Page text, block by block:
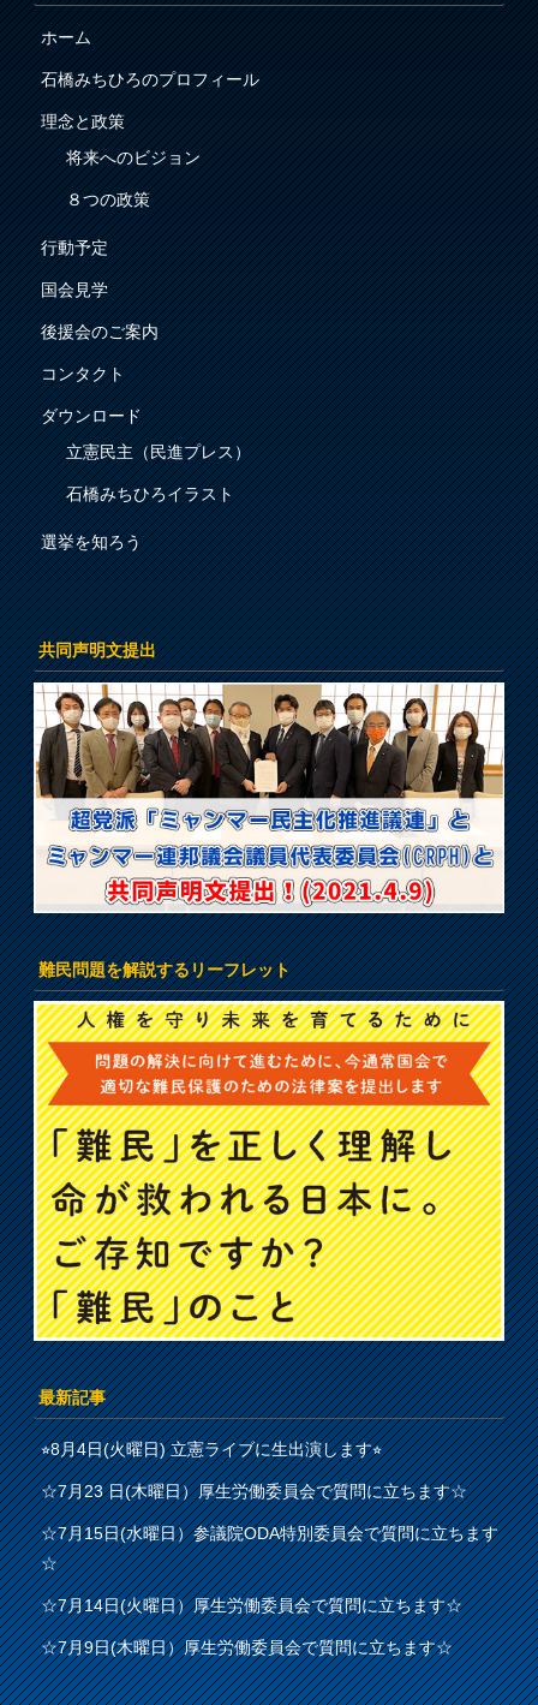
ホーム
石橋みちひろのプロフィール
理念と政策
将来へのビジョン
８つの政策
行動予定
国会見学
後援会のご案内
コンタクト
ダウンロード
立憲民主（民進プレス）
石橋みちひろイラスト
選挙を知ろう
共同声明文提出
難民問題を解説するリーフレット
最新記事
⭐︎8月4日(火曜日) 立憲ライブに生出演します⭐︎
☆7月23 日(木曜日）厚生労働委員会で質問に立ちます☆
☆7月15日(水曜日）参議院ODA特別委員会で質問に立ちます
☆
☆7月14日(火曜日）厚生労働委員会で質問に立ちます☆
☆7月9日(木曜日）厚生労働委員会で質問に立ちます☆